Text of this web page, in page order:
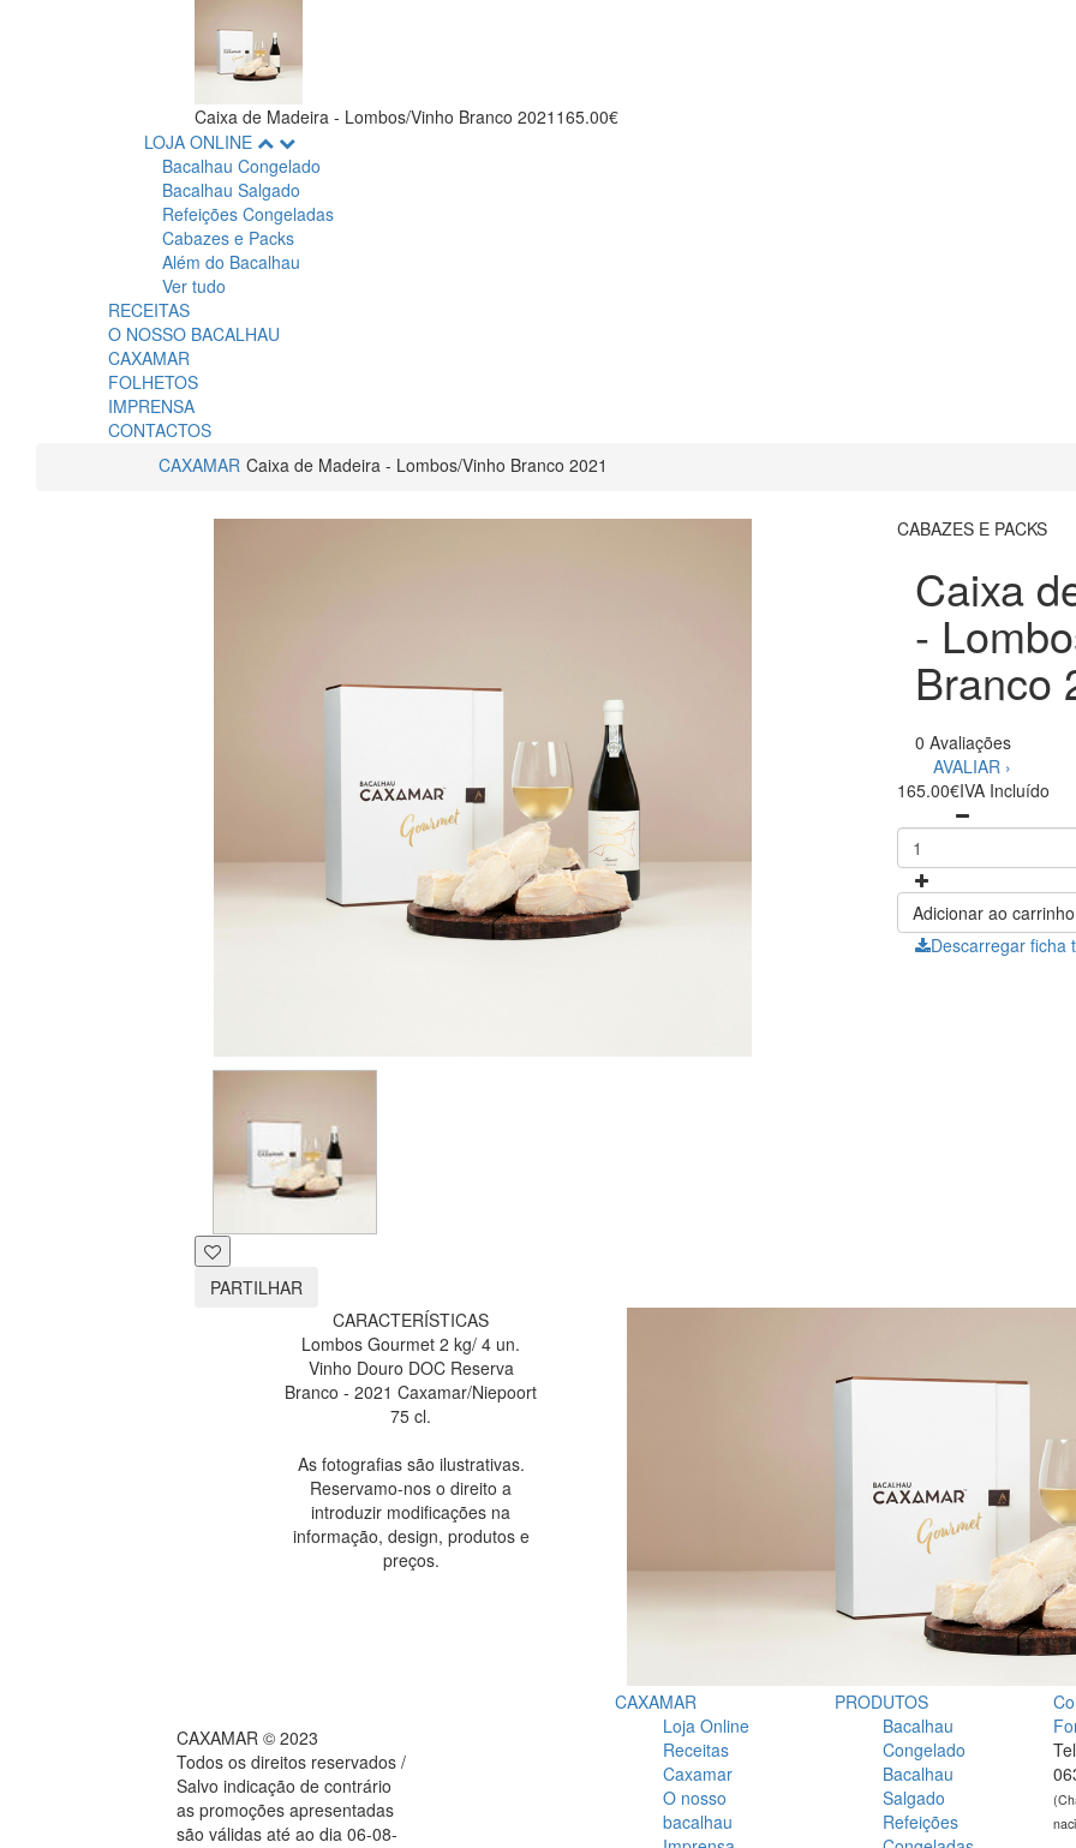
Caixa de Madeira - Lombos/Vinho Branco 2021 165.00€
LOJA ONLINE
Bacalhau Congelado
Bacalhau Salgado
Refeições Congeladas
Cabazes e Packs
Além do Bacalhau
Ver tudo
RECEITAS
O NOSSO BACALHAU
CAXAMAR
FOLHETOS
IMPRENSA
CONTACTOS
CAXAMAR Caixa de Madeira - Lombos/Vinho Branco 2021
PARTILHAR
CABAZES E PACKS
Caixa
-
Branco
0 Avaliações
AVALIAR ›
165.00€IVA Incluído
Adicionar ao carrinho
Descarregar ficha
CARACTERÍSTICAS
Lombos Gourmet 2 kg/ 4 un.
Vinho Douro DOC Reserva
Branco - 2021 Caxamar/Niepoort
75 cl.
As fotografias são ilustrativas.
Reservamo-nos o direito a
introduzir modificações na
informação, design, produtos e
preços.
CAXAMAR © 2023
Todos os direitos reservados /
Salvo indicação de contrário
as promoções apresentadas
são válidas até ao dia 06-08-
CAXAMAR
Loja Online
Receitas
Caxamar
O nosso
bacalhau
PRODUTOS
Bacalhau
Congelado
Bacalhau
Salgado
Refeições